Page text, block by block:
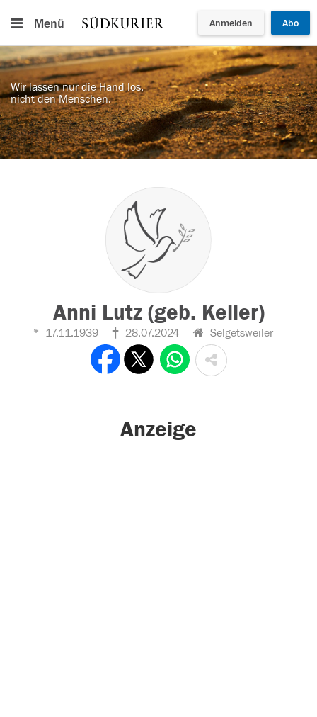
Menü Anmelden Abo
Wir lassen nur die Hand los,
nicht den Menschen.
Anni Lutz (geb. Keller)
17.11.1939 28.07.2024 Selgetsweiler
Anzeige